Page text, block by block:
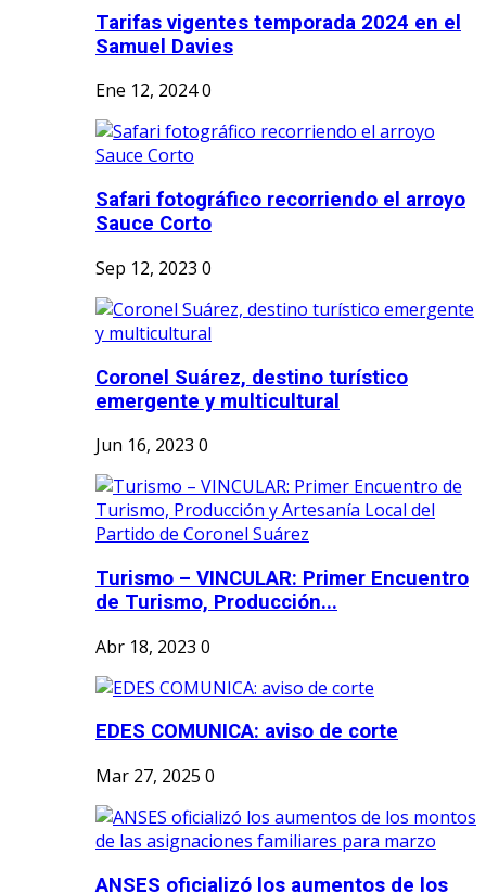
Tarifas vigentes temporada 2024 en el
Samuel Davies
Ene 12, 20240
Safari fotográfico recorriendo el arroyo
Sauce Corto
Sep 12, 2023 0
Coronel Suárez, destino turístico
emergente y multicultural
Jun 16, 2023 0
Turismo – VINCULAR: Primer Encuentro
de Turismo, Producción...
Abr 18, 2023 0
EDES COMUNICA: aviso de corte
Mar 27, 2025 0
ANSES oficializó los aumentos de los